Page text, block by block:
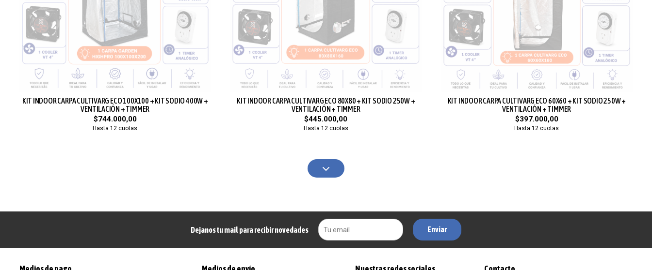
KIT INDOOR CARPA CULTIVARG ECO 100X100 + KIT SODIO 400W +
VENTILACIÓN + TIMMER
$744.000,00
Hasta 12 cuotas
KIT INDOOR CARPA CULTIVARG ECO 80X80 + KIT SODIO 250W +
VENTILACIÓN + TIMMER
$445.000,00
Hasta 12 cuotas
KIT INDOOR CARPA CULTIVARG ECO 60X60 + KIT SODIO 250W +
VENTILACIÓN + TIMMER
$397.000,00
Hasta 12 cuotas
Dejanos tu mail para recibir novedades Enviar